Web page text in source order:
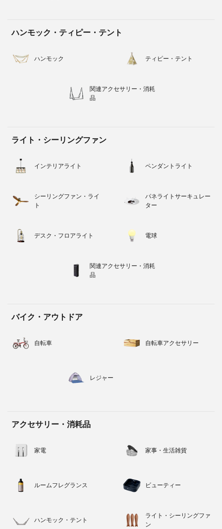
ハンモック・ティピー・テント
ハンモック ティピー・テント
関連アクセサリー・消耗
品
ライト・シーリングファン
インテリアライト ペンダントライト
シーリングファン・ライ
ト
パネライトサーキュレー
ター
デスク・フロアライト 電球
関連アクセサリー・消耗
品
バイク・アウトドア
自転車 自転車アクセサリー
レジャー
アクセサリー・消耗品
家電 家事・生活雑貨
ルームフレグランス ビューティー
ハンモック・テント
ライト・シーリングファ
ン